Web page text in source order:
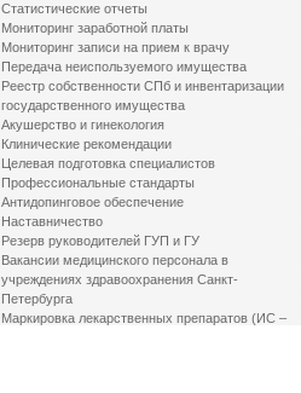
Статистические отчеты
Мониторинг заработной платы
Мониторинг записи на прием к врачу
Передача неиспользуемого имущества
Реестр собственности СПб и инвентаризации
государственного имущества
Акушерство и гинекология
Клинические рекомендации
Целевая подготовка специалистов
Профессиональные стандарты
Антидопинговое обеспечение
Наставничество
Резерв руководителей ГУП и ГУ
Вакансии медицинского персонала в
учреждениях здравоохранения Санкт-
Петербурга
Маркировка лекарственных препаратов (ИС –